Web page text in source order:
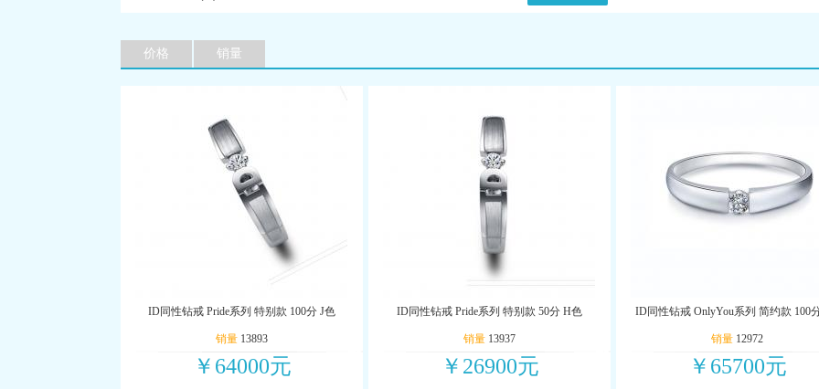
价格 销量
ID同性钻戒 Pride系列 特别款 100分 J色
销量 13893
￥64000元
ID同性钻戒 Pride系列 特别款 50分 H色
销量 13937
￥26900元
ID同性钻戒 OnlyYou系列 简约款 100
销量 12972
￥65700元